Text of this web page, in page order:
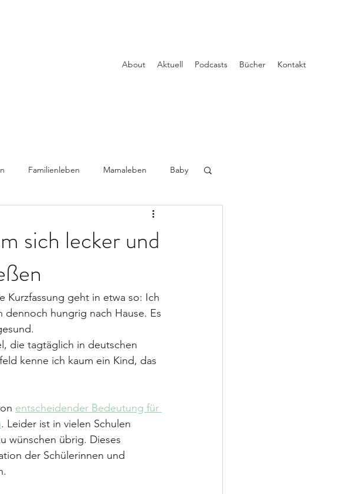
About Aktuell Podcasts Bücher Kontakt
Familienleben Mamaleben Baby
sich lecker und
Kurzfassung geht in etwa so: Ich
dennoch hungrig nach Hause. Es
die tagtäglich in deutschen
kenne ich kaum ein Kind, das
entscheidender Bedeutung für
. Leider ist in vielen Schulen
wünschen übrig. Dieses
der Schülerinnen und